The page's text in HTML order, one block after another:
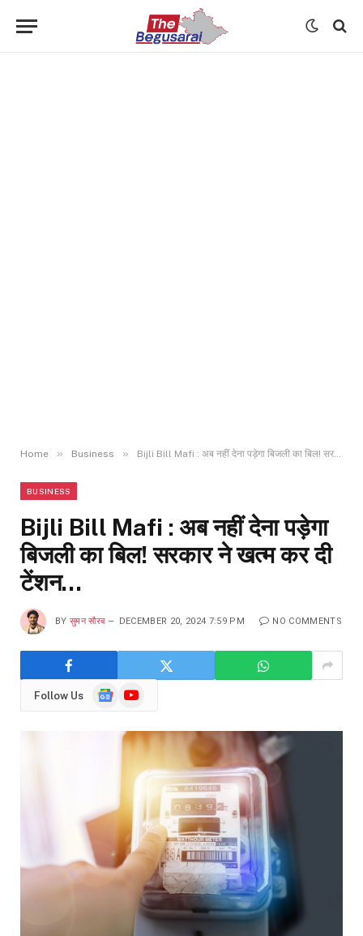
Home » Business » Bijli Bill Mafi : अब नहीं देना पड़ेगा बिजली का बिल! सरकार ने खत्म कर दी टेंशन…
BUSINESS
Bijli Bill Mafi : अब नहीं देना पड़ेगा
बिजली का बिल! सरकार ने खत्म कर दी
टेंशन…
BY सुमन सौरब DECEMBER 20, 2024 7:59 PM NO COMMENTS
Follow Us
GoogleYouTube